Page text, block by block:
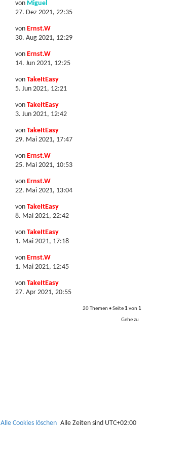
von Miguel
27. Dez 2021, 22:35
von Ernst.W
30. Aug 2021, 12:29
von Ernst.W
14. Jun 2021, 12:25
von TakeItEasy
5. Jun 2021, 12:21
von TakeItEasy
3. Jun 2021, 12:42
von TakeItEasy
29. Mai 2021, 17:47
von Ernst.W
25. Mai 2021, 10:53
von Ernst.W
22. Mai 2021, 13:04
von TakeItEasy
8. Mai 2021, 22:42
von TakeItEasy
1. Mai 2021, 17:18
von Ernst.W
1. Mai 2021, 12:45
von TakeItEasy
27. Apr 2021, 20:55
20 Themen • Seite 1von 1
Gehe zu
Alle Zeiten sind UTC+02:00
Alle Cookies löschen